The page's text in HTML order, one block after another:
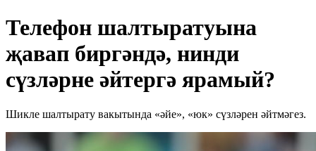
Телефон шалтыратуына
җавап биргәндә, нинди
сүзләрне әйтергә ярамый?
Шикле шалтырату вакытында «әйе», «юк» сүзләрен әйтмәгез.